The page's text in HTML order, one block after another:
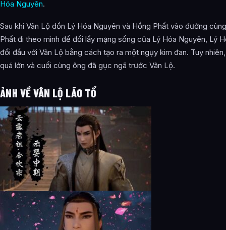
Hóa Nguyên.
Sau khi Vân Lộ dồn Lý Hóa Nguyên và Hồng Phất vào đường
Phất đi theo mình để đổi lấy mạng sống của Lý Hóa Nguyên, Lý
đối đầu với Vân Lộ bằng cách tạo ra một ngụy kim đan. Tuy
quá lớn và cuối cùng ông đã gục ngã trước Vân Lộ.
ẢNH VỀ VÂN LỘ LÃO TỔ